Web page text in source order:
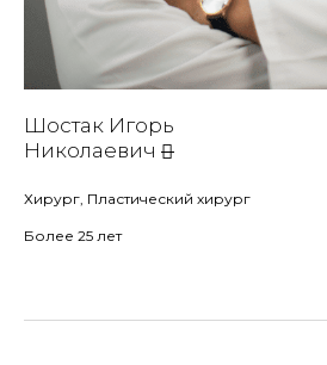
Шостак Игорь
Николаевич
Хирург, Пластический хирург
Более 25 лет